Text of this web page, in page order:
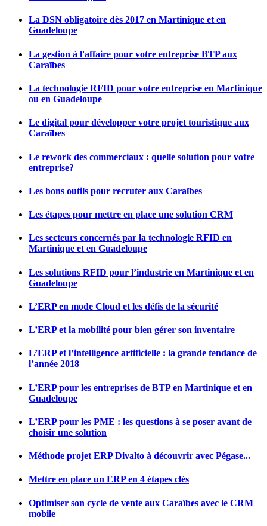
La DSN obligatoire dès 2017 en Martinique et en
Guadeloupe
La gestion à l'affaire pour votre entreprise BTP aux
Caraïbes
La technologie RFID pour votre entreprise en Martinique
ou en Guadeloupe
Le digital pour développer votre projet touristique aux
Caraïbes
Le rework des commerciaux : quelle solution pour votre
entreprise?
Les bons outils pour recruter aux Caraïbes
Les étapes pour mettre en place une solution CRM
Les secteurs concernés par la technologie RFID en
Martinique et en Guadeloupe
Les solutions RFID pour l’industrie en Martinique et en
Guadeloupe
L’ERP en mode Cloud et les défis de la sécurité
L’ERP et la mobilité pour bien gérer son inventaire
L’ERP et l’intelligence artificielle : la grande tendance de
l’année 2018
L’ERP pour les entreprises de BTP en Martinique et en
Guadeloupe
L’ERP pour les PME : les questions à se poser avant de
choisir une solution
Méthode projet ERP Divalto à découvrir avec Pégase...
Mettre en place un ERP en 4 étapes clés
Optimiser son cycle de vente aux Caraïbes avec le CRM
mobile